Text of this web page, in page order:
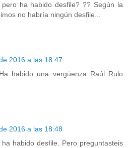
ha habido desfile? ?? Según la
no habría ningún desfile...
2016 a las 18:47
habido una vergüenza Raúl Rulo
2016 a las 18:48
habido desfile. Pero preguntasteis